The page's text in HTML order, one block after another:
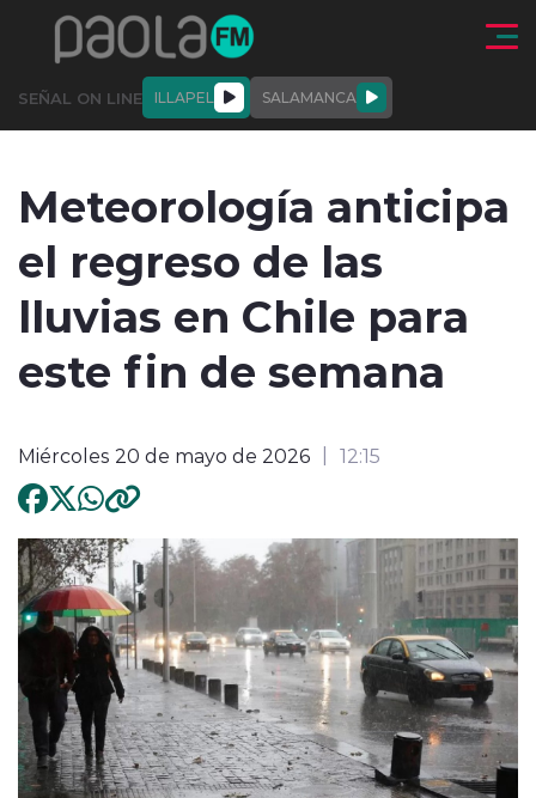
Click acá para ir directamente al contenido
SEÑAL ON LINE ILLAPEL SALAMANCA
ENTREVISTAS
modo claro
Meteorología anticipa
el regreso de las
lluvias en Chile para
este fin de semana
Miércoles 20 de mayo de 2026 12:15